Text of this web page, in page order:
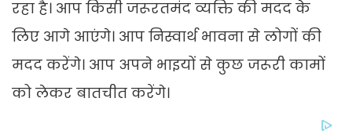
रहा है। आप किसी जरूरतमंद व्यक्ति की मदद के
लिए आगे आएंगे। आप निस्वार्थ भावना से लोगों की
मदद करेंगे। आप अपने भाइयों से कुछ जरूरी कामों
को लेकर बातचीत करेंगे।